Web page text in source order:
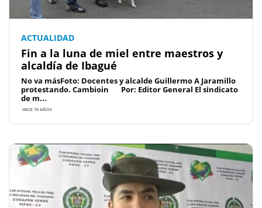
ACTUALIDAD
Fin a la luna de miel entre maestros y
alcaldía de Ibagué
No va másFoto: Docentes y alcalde Guillermo A Jaramillo
protestando. Cambioin Por: Editor General El sindicato
de m...
HACE 10 AÑOS